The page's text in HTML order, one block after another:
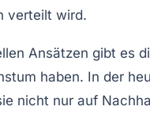
verteilt wird.
Ansätzen gibt es
haben. In der
nicht nur auf